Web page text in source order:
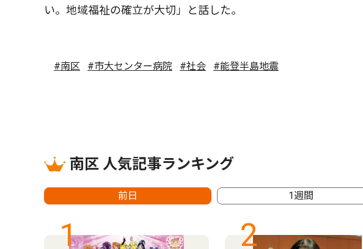
い。地域福祉の確立が大切」と話した。
#南区 #市大センター病院 #社会 #能登半島地震
南区 人気記事ランキング
前日 1週間
1 2